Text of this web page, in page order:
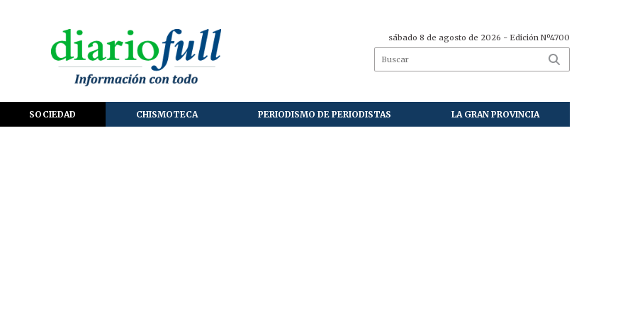
sábado 8 de agosto de 2026 - Edición Nº4700
SOCIEDAD CHISMOTECA PERIODISMO DE PERIODISTAS LA GRAN PROVINCIA